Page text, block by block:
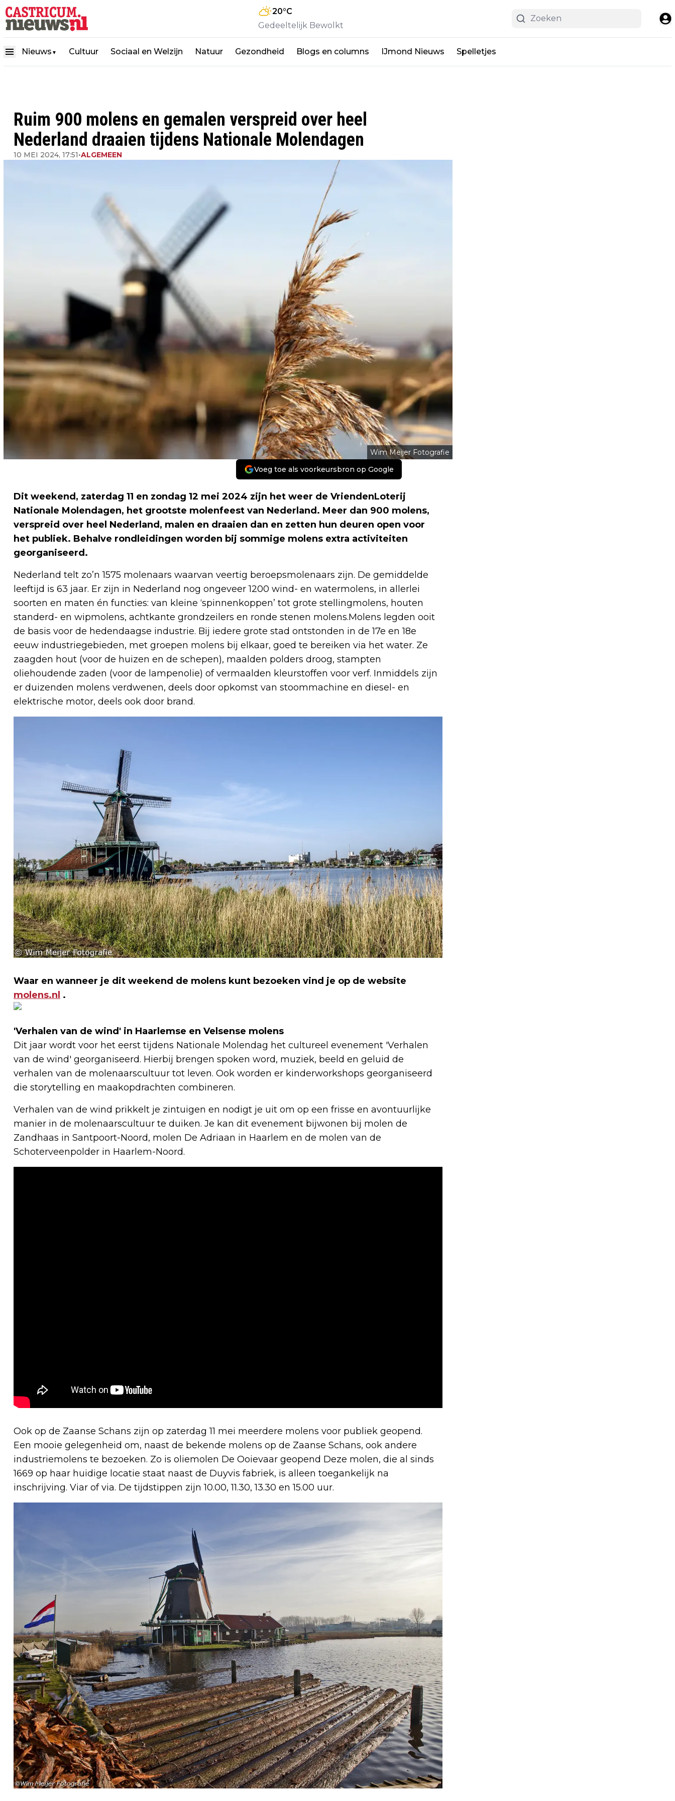
20°C
Gedeeltelijk Bewolkt
Nieuws ▼ Cultuur Sociaal en Welzijn Natuur Gezondheid Blogs en columns IJmond Nieuws Spelletjes
Ruim 900 molens en gemalen verspreid over heel
Nederland draaien tijdens Nationale Molendagen
10 MEI 2024, 17:51•ALGEMEEN
Wim Meijer Fotografie
Voeg toe als voorkeursbron op Google
Dit weekend, zaterdag 11 en zondag 12 mei 2024 zijn het weer de VriendenLoterij
Nationale Molendagen, het grootste molenfeest van Nederland. Meer dan 900 molens,
verspreid over heel Nederland, malen en draaien dan en zetten hun deuren open voor
het publiek. Behalve rondleidingen worden bij sommige molens extra activiteiten
georganiseerd.
Nederland telt zo’n 1575 molenaars waarvan veertig beroepsmolenaars zijn. De gemiddelde
leeftijd is 63 jaar. Er zijn in Nederland nog ongeveer 1200 wind- en watermolens, in allerlei
soorten en maten én functies: van kleine ‘spinnenkoppen’ tot grote stellingmolens, houten
standerd- en wipmolens, achtkante grondzeilers en ronde stenen molens.Molens legden ooit
de basis voor de hedendaagse industrie. Bij iedere grote stad ontstonden in de 17e en 18e
eeuw industriegebieden, met groepen molens bij elkaar, goed te bereiken via het water. Ze
zaagden hout (voor de huizen en de schepen), maalden polders droog, stampten
oliehoudende zaden (voor de lampenolie) of vermaalden kleurstoffen voor verf. Inmiddels zijn
er duizenden molens verdwenen, deels door opkomst van stoommachine en diesel- en
elektrische motor, deels ook door brand.
Waar en wanneer je dit weekend de molens kunt bezoeken vind je op de website
molens.nl .
'Verhalen van de wind' in Haarlemse en Velsense molens
Dit jaar wordt voor het eerst tijdens Nationale Molendag het cultureel evenement 'Verhalen
van de wind' georganiseerd. Hierbij brengen spoken word, muziek, beeld en geluid de
verhalen van de molenaarscultuur tot leven. Ook worden er kinderworkshops georganiseerd
die storytelling en maakopdrachten combineren.
Verhalen van de wind prikkelt je zintuigen en nodigt je uit om op een frisse en avontuurlijke
manier in de molenaarscultuur te duiken. Je kan dit evenement bijwonen bij molen de
Zandhaas in Santpoort-Noord, molen De Adriaan in Haarlem en de molen van de
Schoterveenpolder in Haarlem-Noord.
Ook op de Zaanse Schans zijn op zaterdag 11 mei meerdere molens voor publiek geopend.
Een mooie gelegenheid om, naast de bekende molens op de Zaanse Schans, ook andere
industriemolens te bezoeken. Zo is oliemolen De Ooievaar geopend Deze molen, die al sinds
1669 op haar huidige locatie staat naast de Duyvis fabriek, is alleen toegankelijk na
inschrijving. Viar of via. De tijdstippen zijn 10.00, 11.30, 13.30 en 15.00 uur.